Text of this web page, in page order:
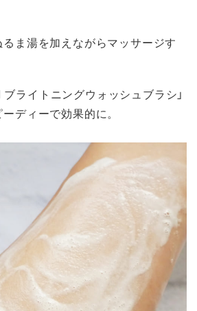
ま湯を加えながらマッサージす
ライトニングウォッシュブラシ」
ディーで効果的に。